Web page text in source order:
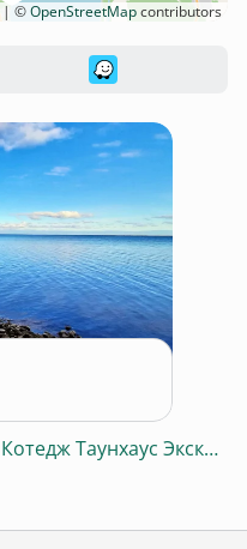
| ©OpenStreetMapcontributors
Котедж Таунхаус Эксклюзив 36